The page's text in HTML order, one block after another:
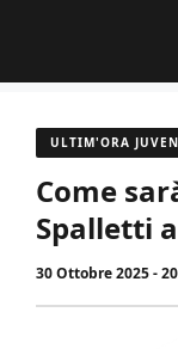
contenuto
ULTIM'ORA
Come
Spalletti
30 Ottobre 2025 -